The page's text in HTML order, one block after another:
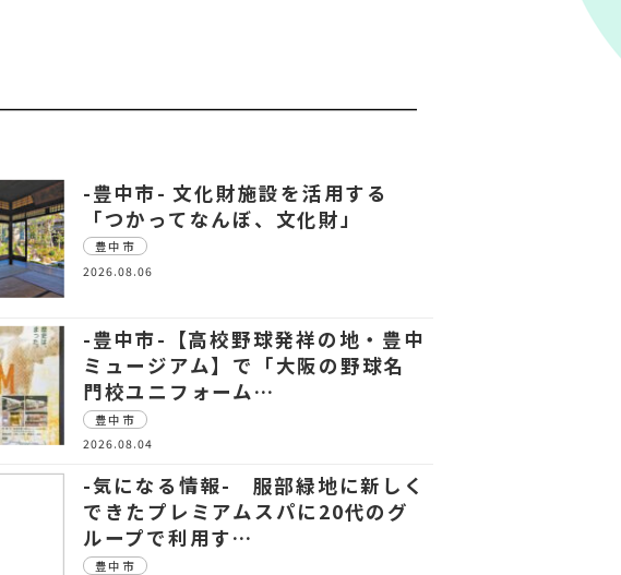
-豊中市- 文化財施設を活用する
「つかってなんぼ、文化財」
豊中市
2026.08.06
-豊中市-【高校野球発祥の地・豊中
ミュージアム】で「大阪の野球名
門校ユニフォーム…
豊中市
2026.08.04
-気になる情報- 服部緑地に新しく
できたプレミアムスパに20代のグ
ループで利用す…
豊中市